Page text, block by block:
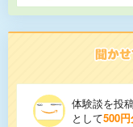
体験談を投
として500